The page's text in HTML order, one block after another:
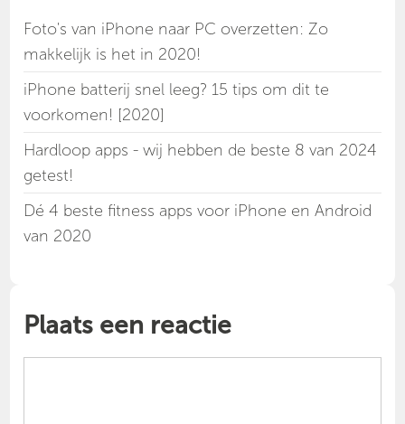
Foto's van iPhone naar PC overzetten: Zo
makkelijk is het in 2020!
iPhone batterij snel leeg? 15 tips om dit te
voorkomen! [2020]
Hardloop apps - wij hebben de beste 8 van 2024
getest!
Dé 4 beste fitness apps voor iPhone en Android
van 2020
Plaats een reactie